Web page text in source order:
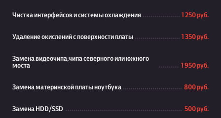
Чистка интерфейсов и системы охлаждения 1 250 руб.
Удаление окислений с поверхности платы 1 350 руб.
Замена видеочипа,чипа северного или южного
моста
1 950 руб.
Замена материнской платы ноутбука 800 руб.
Замена HDD/SSD 500 руб.